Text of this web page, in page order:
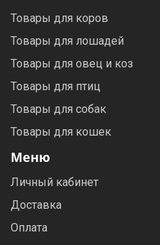
Товары для коров
Товары для лошадей
Товары для овец и коз
Товары для птиц
Товары для собак
Товары для кошек
Меню
Личный кабинет
Доставка
Оплата